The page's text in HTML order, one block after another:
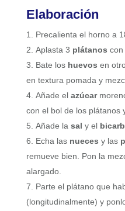
Elaboración
Precalienta el horno a
Aplasta 3 plátanos con
Bate los huevos en
en textura pomada y
Añade el azúcar
con el bol de los plátanos
Añade la sal y el
Echa las nueces y las
remueve bien. Pon la
alargado.
Parte el plátano que
(longitudinalmente) y